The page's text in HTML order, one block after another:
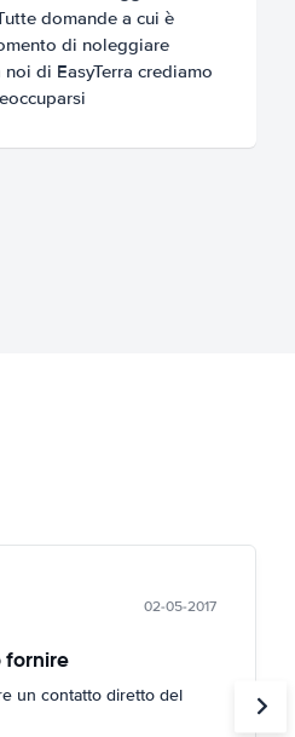
domande a cui è
di noleggiare
noi di EasyTerra crediamo
02-05-2017
fornire
un contatto diretto del